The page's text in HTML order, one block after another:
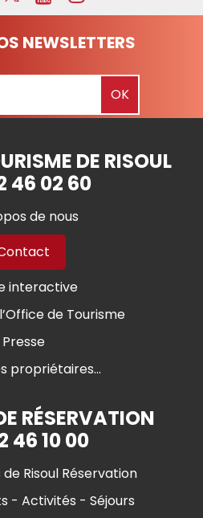
NEWSLETTERS
DE RISOUL
46 02 60
de nous
interactive
de Tourisme
Presse
propriétaires...
RÉSERVATION
46 10 00
Risoul Réservation
- Activités - Séjours